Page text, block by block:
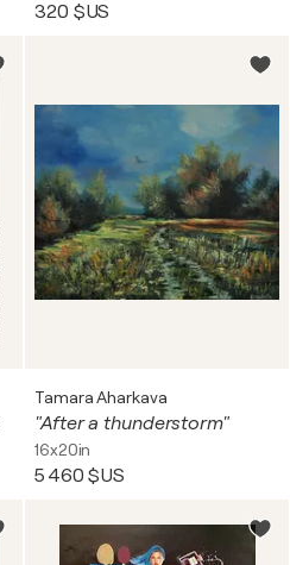
320 $US
Tamara Aharkava
"After a thunderstorm"
16x20in
5 460 $US